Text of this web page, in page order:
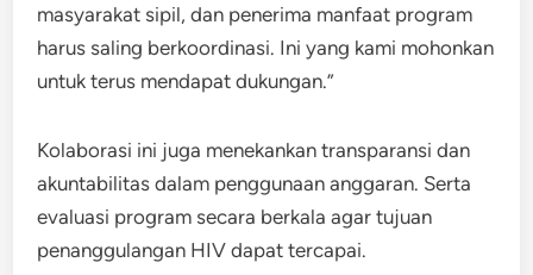
masyarakat sipil, dan penerima manfaat program
harus saling berkoordinasi. Ini yang kami mohonkan
untuk terus mendapat dukungan.”
Kolaborasi ini juga menekankan transparansi dan
akuntabilitas dalam penggunaan anggaran. Serta
evaluasi program secara berkala agar tujuan
penanggulangan HIV dapat tercapai.